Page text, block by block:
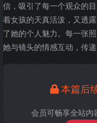
信，吸引了每一个观众的
着女孩的天真活泼，又透
了她的个人魅力。每一张
她与镜头的情感互动，传
本篇后
会员可畅享全站内